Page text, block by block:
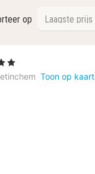
op
Toon op kaart